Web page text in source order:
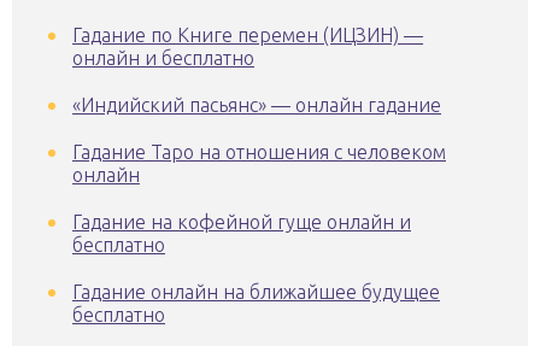
Гадание по Книге перемен (ИЦЗИН) —
онлайн и бесплатно
«Индийский пасьянс» — онлайн гадание
Гадание Таро на отношения с человеком
онлайн
Гадание на кофейной гуще онлайн и
бесплатно
Гадание онлайн на ближайшее будущее
бесплатно